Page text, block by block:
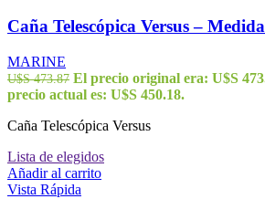
Caña Telescópica Versus –
MARINE
U$S473.87 El precio original era: U$S
precio actual es: U$S 450.18.
Caña Telescópica Versus
Lista de elegidos
Añadir al carrito
Vista Rápida